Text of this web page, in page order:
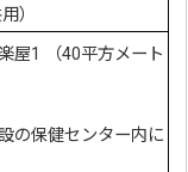
）
1 （40平方メート
保健センター内に